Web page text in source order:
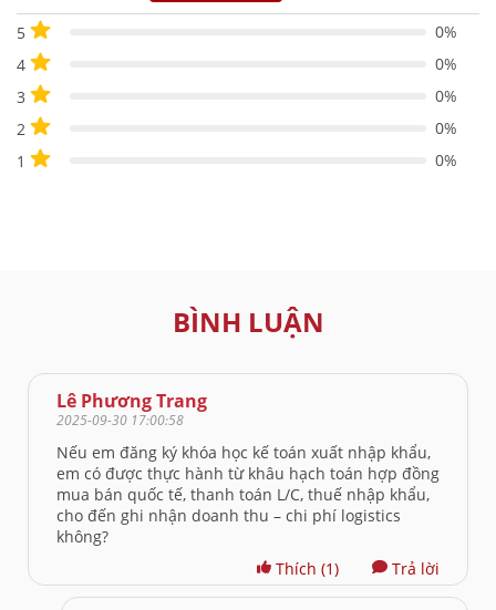
5
0%
4
0%
3
0%
2
0%
1
0%
BÌNH LUẬN
Lê Phương Trang
2025-09-30 17:00:58
Nếu em đăng ký khóa học kế toán xuất nhập khẩu,
em có được thực hành từ khâu hạch toán hợp đồng
mua bán quốc tế, thanh toán L/C, thuế nhập khẩu,
cho đến ghi nhận doanh thu – chi phí logistics
không?
Thích (1) Trả lời